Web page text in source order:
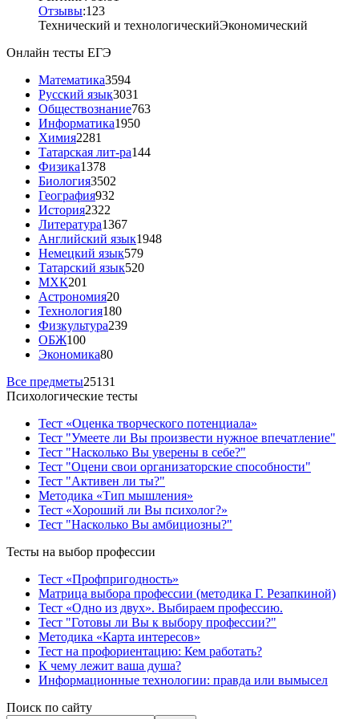
Отзывы:123
Технический и технологическийЭкономический
Онлайн тесты ЕГЭ
Математика3594
Русский язык3031
Обществознание763
Информатика1950
Химия2281
Татарская лит-ра144
Физика1378
Биология3502
География932
История2322
Литература1367
Английский язык1948
Немецкий язык579
Татарский язык520
МХК201
Астрономия20
Технология180
Физкультура239
ОБЖ100
Экономика80
Все предметы25131
Психологические тесты
Тест «Оценка творческого потенциала»
Тест "Умеете ли Вы произвести нужное впечатление"
Тест "Насколько Вы уверены в себе?"
Тест "Оцени свои организаторские способности"
Тест "Активен ли ты?"
Методика «Тип мышления»
Тест «Хороший ли Вы психолог?»
Тест "Насколько Вы амбициозны?"
Тесты на выбор профессии
Тест «Профпригодность»
Матрица выбора профессии (методика Г. Резапкиной)
Тест «Одно из двух». Выбираем профессию.
Тест "Готовы ли Вы к выбору профессии?"
Методика «Карта интересов»
Тест на профориентацию: Кем работать?
К чему лежит ваша душа?
Информационные технологии: правда или вымысел
Поиск по сайту